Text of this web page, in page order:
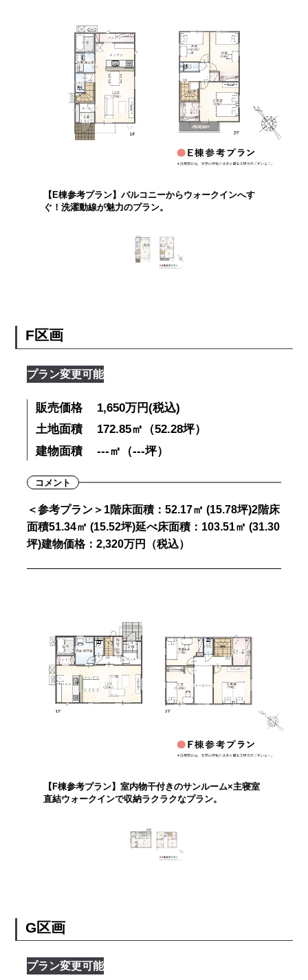
【E棟参考プラン】バルコニーからウォークインへす
ぐ！洗濯動線が魅力のプラン。
F区画
プラン変更可能
販売価格
1,650万円(税込)
土地面積
172.85㎡（52.28坪）
建物面積
---㎡（---坪）
コメント
＜参考プラン＞1階床面積：52.17㎡ (15.78坪)2階床
面積51.34㎡ (15.52坪)延べ床面積：103.51㎡ (31.30
坪)建物価格：2,320万円（税込）
【F棟参考プラン】室内物干付きのサンルーム×主寝室
直結ウォークインで収納ラクラクなプラン。
G区画
プラン変更可能